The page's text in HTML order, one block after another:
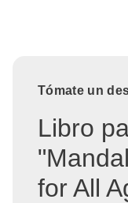
Tómate un
Libro
for All